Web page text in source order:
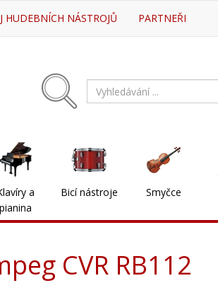
HUDEBNÍCH NÁSTROJŮ PARTNEŘI
a
pianina
Bicí nástroje Smyčce
CVR RB112